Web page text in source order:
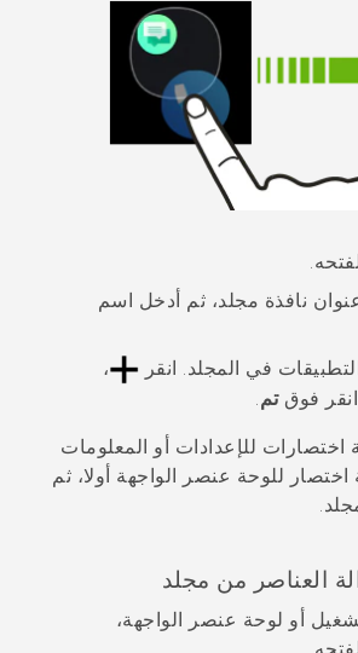
نافذة مجلد، ثم أدخل اسم
في المجلد. انقر
،
فوقتم.
اختصارات للإعدادات أو المعلومات
للوحة عنصر الواجهة أولا، ثم
العناصر من مجلد
أو لوحة عنصر الواجهة،